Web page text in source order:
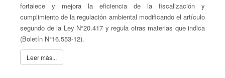
fortalece y mejora la eficiencia de la fiscalización y
cumplimiento de la regulación ambiental modificando el artículo
segundo de la Ley N°20.417 y regula otras materias que indica
(Boletín N°16.553-12).
Leer más...